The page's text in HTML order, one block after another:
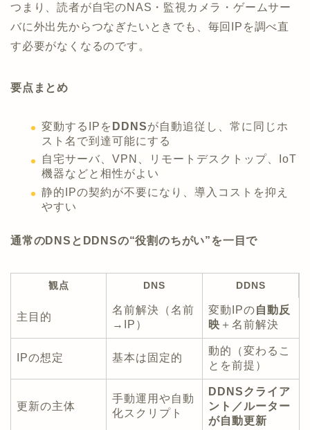
つまり、読者が自宅のNAS・監視カメラ・ゲームサー
バに外出先からつなぎたいときでも、毎回IPを調べ直
す必要がなくなるのです。
要点まとめ
変動するIPを DDNSが自動追従し、常に同じホ
スト名で到達可能にする
自宅サーバ、VPN、リモートデスクトップ、IoT
機器などと相性がよい
静的IPの契約が不要になり、導入コストを抑え
やすい
通常のDNSとDDNSの“役割のちがい”を一目で
観点 DNS DDNS
主目的
名前解決（名前
→IP）
変動IPの自動反
映 ＋名前解決
IPの想定 基本は固定的
動的（変わるこ
とを前提）
更新の主体
手動運用や自動
化スクリプト
DDNSクライア
ント／ルーター
が自動更新